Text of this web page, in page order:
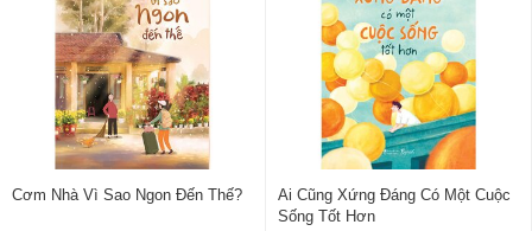
Cơm Nhà Vì Sao Ngon Đến Thế?
Ai Cũng Xứng Đáng Có Một Cuộc
Sống Tốt Hơn